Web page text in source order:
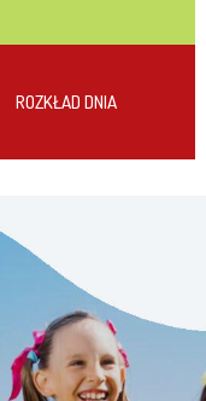
ROZKŁAD DNIA